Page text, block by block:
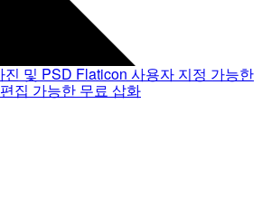
진 및 PSD Flaticon 사용자 지정 가능한
편집 가능한 무료 삽화